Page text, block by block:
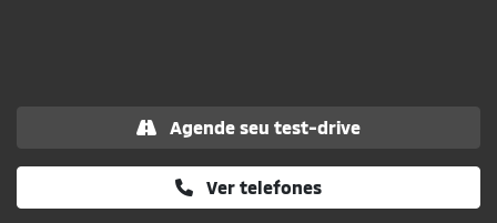
Ver telefones
Agende seu test-drive